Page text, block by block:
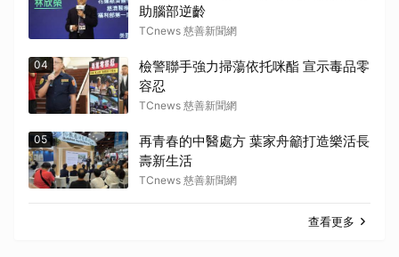
助腦部逆齡
TCnews 慈善新聞網
04
檢警聯手強力掃蕩依托咪酯 宣示毒品零
容忍
TCnews 慈善新聞網
05
再青春的中醫處方 葉家舟籲打造樂活長
壽新生活
TCnews 慈善新聞網
查看更多